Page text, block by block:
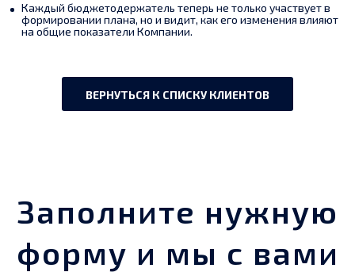
Каждый бюджетодержатель теперь не только участвует в
формировании плана, но и видит, как его изменения влияют
на общие показатели Компании.
ВЕРНУТЬСЯ К СПИСКУ КЛИЕНТОВ
Заполните нужную
форму и мы с вами